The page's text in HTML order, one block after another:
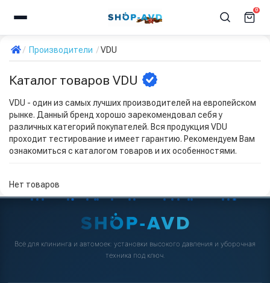
0
Производители VDU
Каталог товаров VDU
VDU - один из самых лучших производителей на европейском
рынке. Данный бренд хорошо зарекомендовал себя у
различных категорий покупателей. Вся продукция VDU
проходит тестирование и имеет гарантию. Рекомендуем Вам
ознакомиться с каталогом товаров и их особенностями.
Нет товаров
Всё для клининга и автомоек: установки высокого давления и уборочная
техника под ключ.